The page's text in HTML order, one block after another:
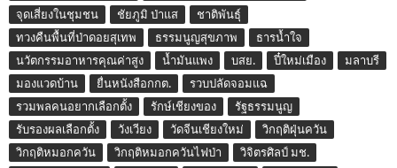
จุดเสี่ยงในชุมชน
ชัยภูมิ ป่าแส
ชาติพันธุ์
ทวงคืนพื้นที่ป่าดอยสุเทพ
ธรรมนูญสุขภาพ
ธารน้ำใจ
นวัตกรรมอาหารคุณค่าสูง
น้ำมันแพง บสย. ปี๋ใหม่เมือง
มลาบรี
มองแวดบ้าน
ยื่นหนังสือกกต.
รวบปลัดจอมแฉ
รวมพลคนอยากเลือกตั้ง
รักษ์เชียงของ
รัฐธรรมนูญ
รับรองผลเลือกตั้ง
วังเวียง วัดจีนเชียงใหม่
วิกฤติฝุ่นควัน
วิกฤติหมอกควัน
วิกฤติหมอกควันไฟป่า
วิจิตรศิลป์ มช.